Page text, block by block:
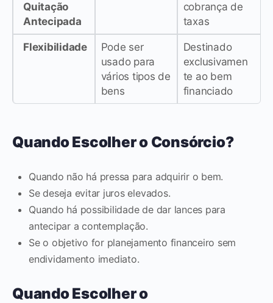
Quitação
Antecipada
cobrança de
taxas
Flexibilidade
Pode ser
usado para
vários tipos de
bens
Destinado
exclusivamen
te ao bem
financiado
Quando Escolher o Consórcio?
Quando não há pressa para adquirir o bem.
Se deseja evitar juros elevados.
Quando há possibilidade de dar lances para
antecipar a contemplação.
Se o objetivo for planejamento financeiro sem
endividamento imediato.
Quando Escolher o